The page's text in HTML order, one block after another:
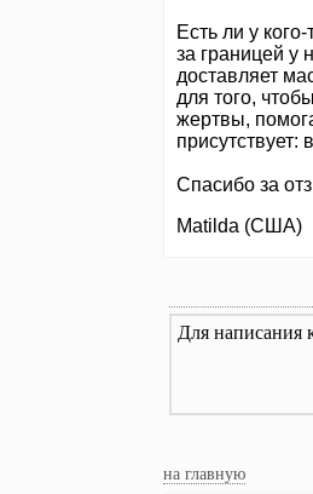
Есть ли у
за границей у
доставляет
для того,
жертвы,
присутствует:
Спасибо за
Matilda (США)
Для написания
на главную